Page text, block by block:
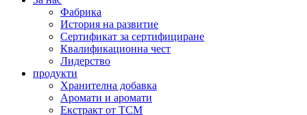
Фабрика
История на развитие
Сертификат за сертифициране
Квалификационна чест
Лидерство
продукти
Хранителна добавка
Аромати и аромати
Екстракт от TCM